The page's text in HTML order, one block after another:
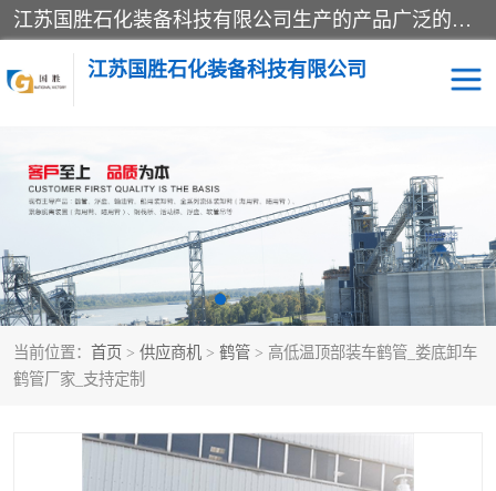
江苏国胜石化装备科技有限公司生产的产品广泛的应用于石油、石化等行业中，产品种类齐全，其中包括装卸鹤管、汽车鹤管、火车鹤管、装车鹤管、卸车鹤管、上装鹤管、下装鹤管、lng鹤管、发油鹤管、液氨鹤管、液化气鹤管等，我们生产的产品质量上乘，价格实惠，服务好，买鹤管就到国胜石化装备！
江苏国胜石化装备科技有限公司
当前位置： 首页 > 供应商机 > 鹤管 > 高低温顶部装车鹤管_娄底卸车
鹤管厂家_支持定制
输油臂 鹤管活动梯